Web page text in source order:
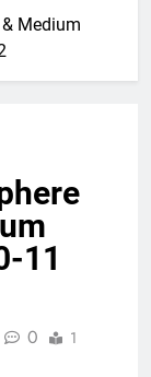
Medium
11
0
1